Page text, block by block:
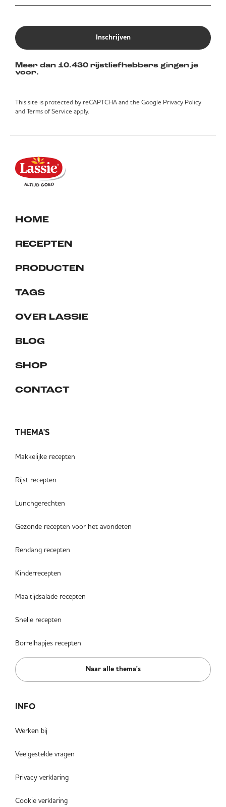
Inschrijven
Meer dan 10.430 rijstliefhebbers gingen je
voor.
This site is protected by reCAPTCHA and the Google Privacy Policy
and Terms of Service apply.
HOME
RECEPTEN
PRODUCTEN
TAGS
OVER LASSIE
BLOG
SHOP
CONTACT
THEMA'S
Makkelijke recepten
Rijst recepten
Lunchgerechten
Gezonde recepten voor het avondeten
Rendang recepten
Kinderrecepten
Maaltijdsalade recepten
Snelle recepten
Borrelhapjes recepten
Naar alle thema's
INFO
Werken bij
Veelgestelde vragen
Privacy verklaring
Cookie verklaring